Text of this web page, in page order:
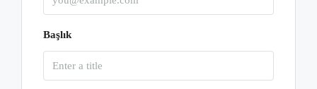
Başlık